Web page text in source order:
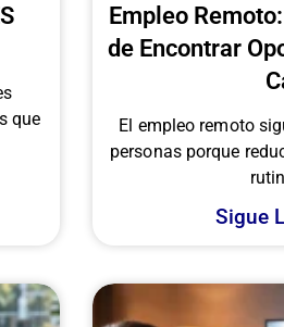
que
Empleo
de Encontrar
El empleo remoto
personas porque
Sigue